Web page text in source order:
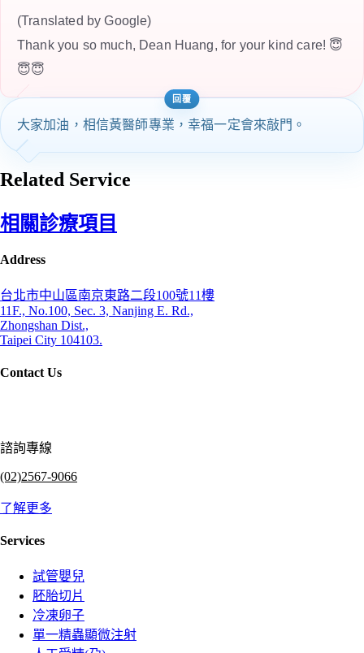
(Translated by Google)
Thank you so much, Dean Huang, for your kind care! 😇
😇😇
大家加油，相信黃醫師專業，幸福一定會來敲門。
Related Service
相關診療項目
Address
台北市中山區南京東路二段100號11樓
11F., No.100, Sec. 3, Nanjing E. Rd.,
Zhongshan Dist.,
Taipei City 104103.
Contact Us
諮詢專線
(02)2567-9066
了解更多
Services
試管嬰兒
胚胎切片
冷凍卵子
單一精蟲顯微注射